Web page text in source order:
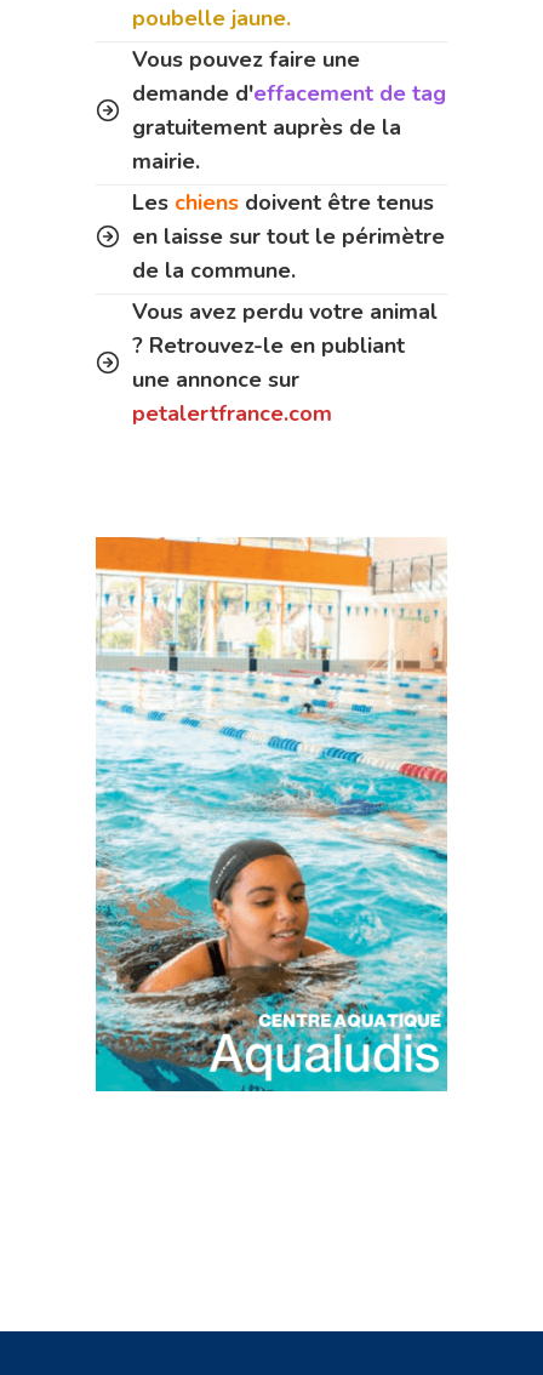
poubelle jaune.
Vous pouvez faire une
demande d'effacement de tag
gratuitement auprès de la
mairie.
Les chiens doivent être tenus
en laisse sur tout le périmètre
de la commune.
Vous avez perdu votre animal
? Retrouvez-le en publiant
une annonce sur
petalertfrance.com